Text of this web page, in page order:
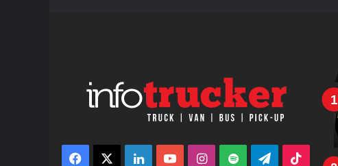
Facebook LinkedInYouTubeInstagram
Spotify TelegramTikTok